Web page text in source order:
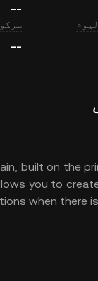
--
--
built on the
you to
when there